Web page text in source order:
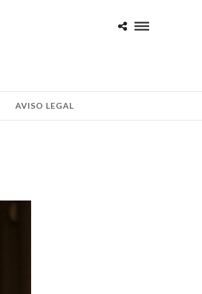
AVISO LEGAL